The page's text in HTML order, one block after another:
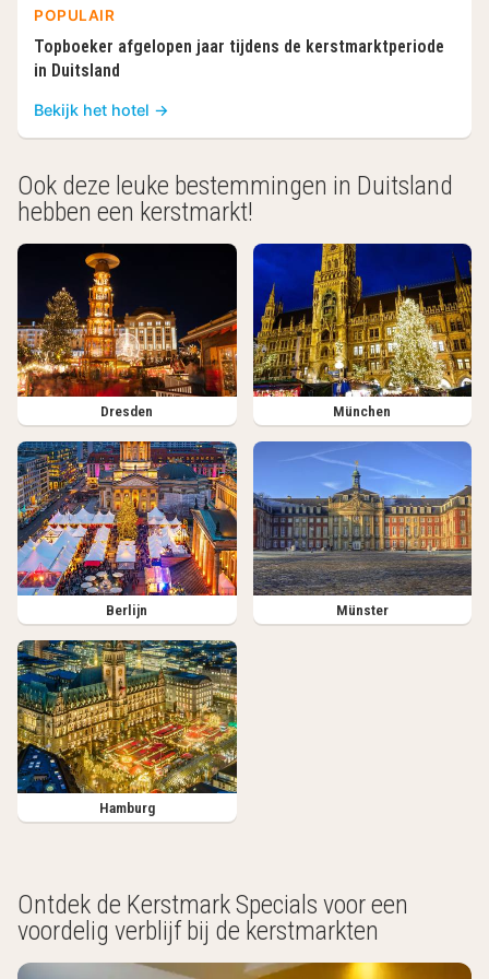
POPULAIR
Topboeker afgelopen jaar tijdens de kerstmarktperiode
in Duitsland
Bekijk het hotel →
Ook deze leuke bestemmingen in Duitsland
hebben een kerstmarkt!
Dresden München
Berlijn Münster
Hamburg
Ontdek de Kerstmark Specials voor een
voordelig verblijf bij de kerstmarkten